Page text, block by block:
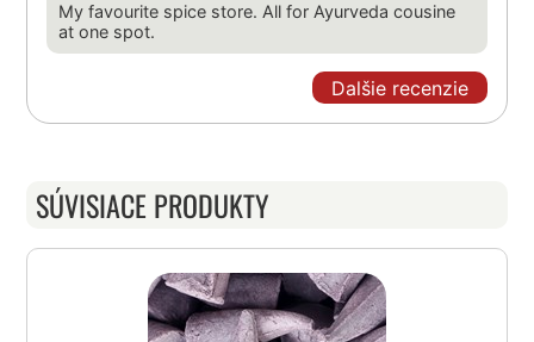
My favourite spice store. All for Ayurveda cousine
at one spot.
Dalšie recenzie
SÚVISIACE PRODUKTY